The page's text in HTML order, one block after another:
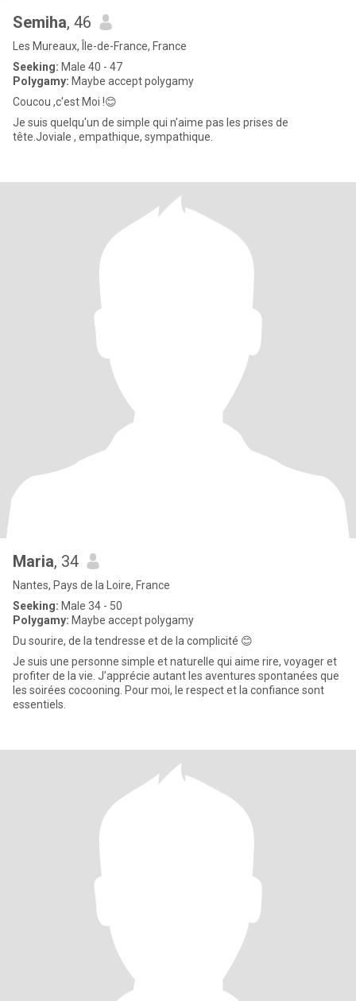
Semiha, 46
Les Mureaux, Île-de-France, France
Seeking: Male 40 - 47
Polygamy: Maybe accept polygamy
Coucou ,c'est Moi !😊
Je suis quelqu'un de simple qui n'aime pas les prises de
tête.Joviale , empathique, sympathique.
Maria, 34
Nantes, Pays de la Loire, France
Seeking: Male 34 - 50
Polygamy: Maybe accept polygamy
Du sourire, de la tendresse et de la complicité 😊
Je suis une personne simple et naturelle qui aime rire, voyager et
profiter de la vie. J’apprécie autant les aventures spontanées que
les soirées cocooning. Pour moi, le respect et la confiance sont
essentiels.